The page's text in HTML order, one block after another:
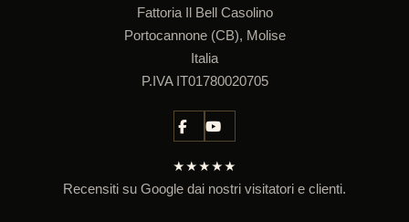
Fattoria Il Bell Casolino
Portocannone (CB), Molise
Italia
P.IVA IT01780020705
★★★★★
Recensiti su Google dai nostri visitatori e clienti.